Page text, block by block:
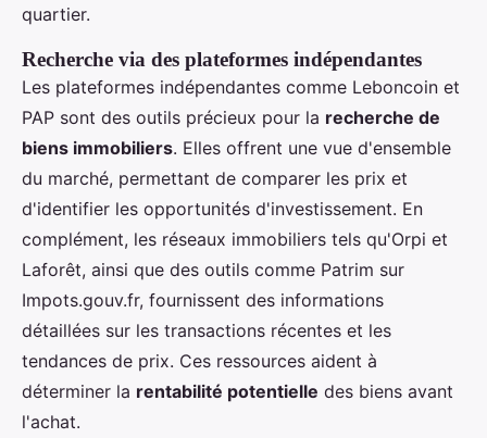
quartier.
Recherche via des plateformes indépendantes
Les plateformes indépendantes comme Leboncoin et
PAP sont des outils précieux pour la recherche de
biens immobiliers. Elles offrent une vue d'ensemble
du marché, permettant de comparer les prix et
d'identifier les opportunités d'investissement. En
complément, les réseaux immobiliers tels qu'Orpi et
Laforêt, ainsi que des outils comme Patrim sur
Impots.gouv.fr, fournissent des informations
détaillées sur les transactions récentes et les
tendances de prix. Ces ressources aident à
déterminer la rentabilité potentielle des biens avant
l'achat.